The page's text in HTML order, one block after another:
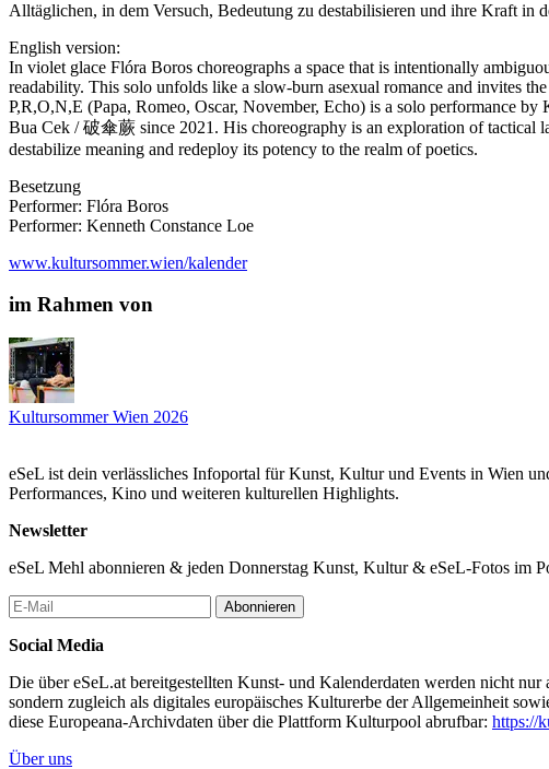
Alltäglichen, in dem Versuch, Bedeutung zu destabilisieren und ihre Kraft in
English version:
In violet glace Flóra Boros choreographs a space that is intentionally
readability. This solo unfolds like a slow-burn asexual romance and invites
P,R,O,N,E (Papa, Romeo, Oscar, November, Echo) is a solo performance
Bua Cek / 破傘蕨 since 2021. His choreography is an exploration of tactical
destabilize meaning and redeploy its potency to the realm of poetics.
Besetzung
Performer: Flóra Boros
Performer: Kenneth Constance Loe
www.kultursommer.wien/kalender
im Rahmen von
Kultursommer Wien 2026
eSeL ist dein verlässliches Infoportal für Kunst, Kultur und Events in Wien
Performances, Kino und weiteren kulturellen Highlights.
Newsletter
eSeL Mehl abonnieren & jeden Donnerstag Kunst, Kultur & eSeL-Fotos im
Abonnieren
Social Media
Die über eSeL.at bereitgestellten Kunst- und Kalenderdaten werden nicht
sondern zugleich als digitales europäisches Kulturerbe der Allgemeinheit
diese Europeana-Archivdaten über die Plattform Kulturpool abrufbar: https://
Über uns